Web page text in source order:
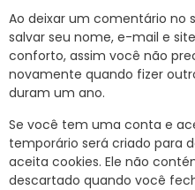
Ao deixar um comentário no
salvar seu nome, e-mail e
conforto, assim você não
novamente quando fizer
duram um ano.
Se você tem uma conta e
temporário será criado para
aceita cookies. Ele não
descartado quando você